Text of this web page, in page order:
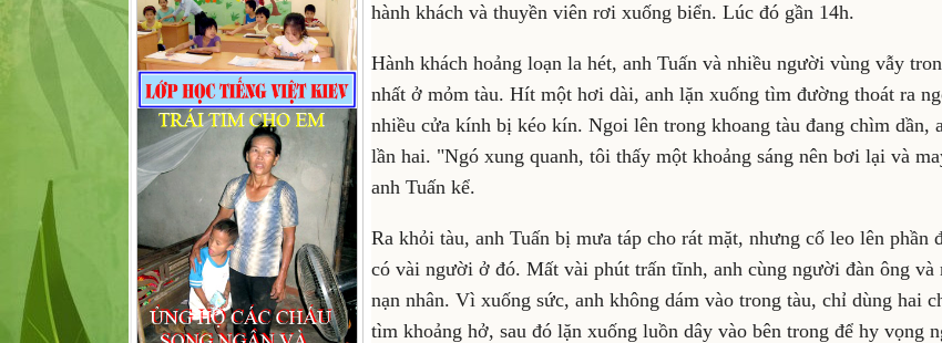
hành khách và thuyền viên rơi xuống biển. Lúc đó gần 14h.
Hành khách hoảng loạn la hét, anh Tuấn và nhiều người vùng vẫy
nhất ở mỏm tàu. Hít một hơi dài, anh lặn xuống tìm đường thoát ra
nhiều cửa kính bị kéo kín. Ngoi lên trong khoang tàu đang chìm dần,
lần hai. "Ngó xung quanh, tôi thấy một khoảng sáng nên bơi lại và
anh Tuấn kể.
Ra khỏi tàu, anh Tuấn bị mưa táp cho rát mặt, nhưng cố leo lên phần
có vài người ở đó. Mất vài phút trấn tĩnh, anh cùng người đàn ông
nạn nhân. Vì xuống sức, anh không dám vào trong tàu, chỉ dùng hai
tìm khoảng hở, sau đó lặn xuống luồn dây vào bên trong để hy vọng